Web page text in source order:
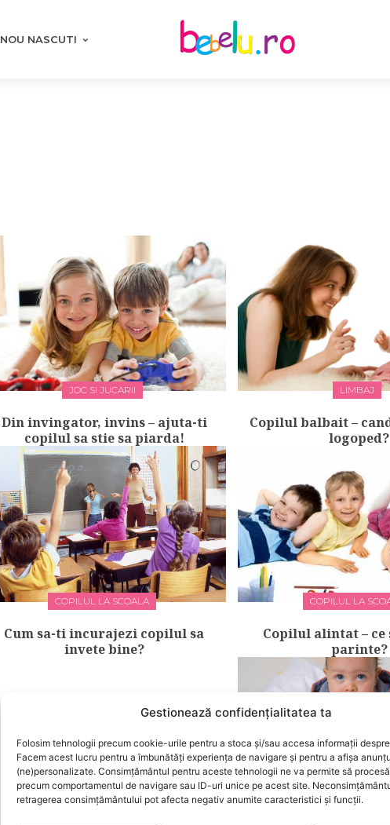
Gestionează confidențialitatea ta
Folosim tehnologii precum cookie-urile pentru a stoca și/sau accesa informații
Facem acest lucru pentru a îmbunătăți experiența de navigare și pentru a afișa
(ne)personalizate. Consimțământul pentru aceste tehnologii ne va permite să
precum comportamentul de navigare sau ID-uri unice pe acest site.
retragerea consimțământului pot afecta negativ anumite caracteristici și funcții.
NOU NASCUTI
JOC SI JUCARII
Din invingator, invins – ajuta-ti
copilul sa stie sa piarda!
LIMBAJ
Copilul balbait –
logoped?
COPILUL LA SCOALA
Cum sa-ti incurajezi copilul sa
invete bine?
COPILUL LA
Copilul alintat – ce
parinte?